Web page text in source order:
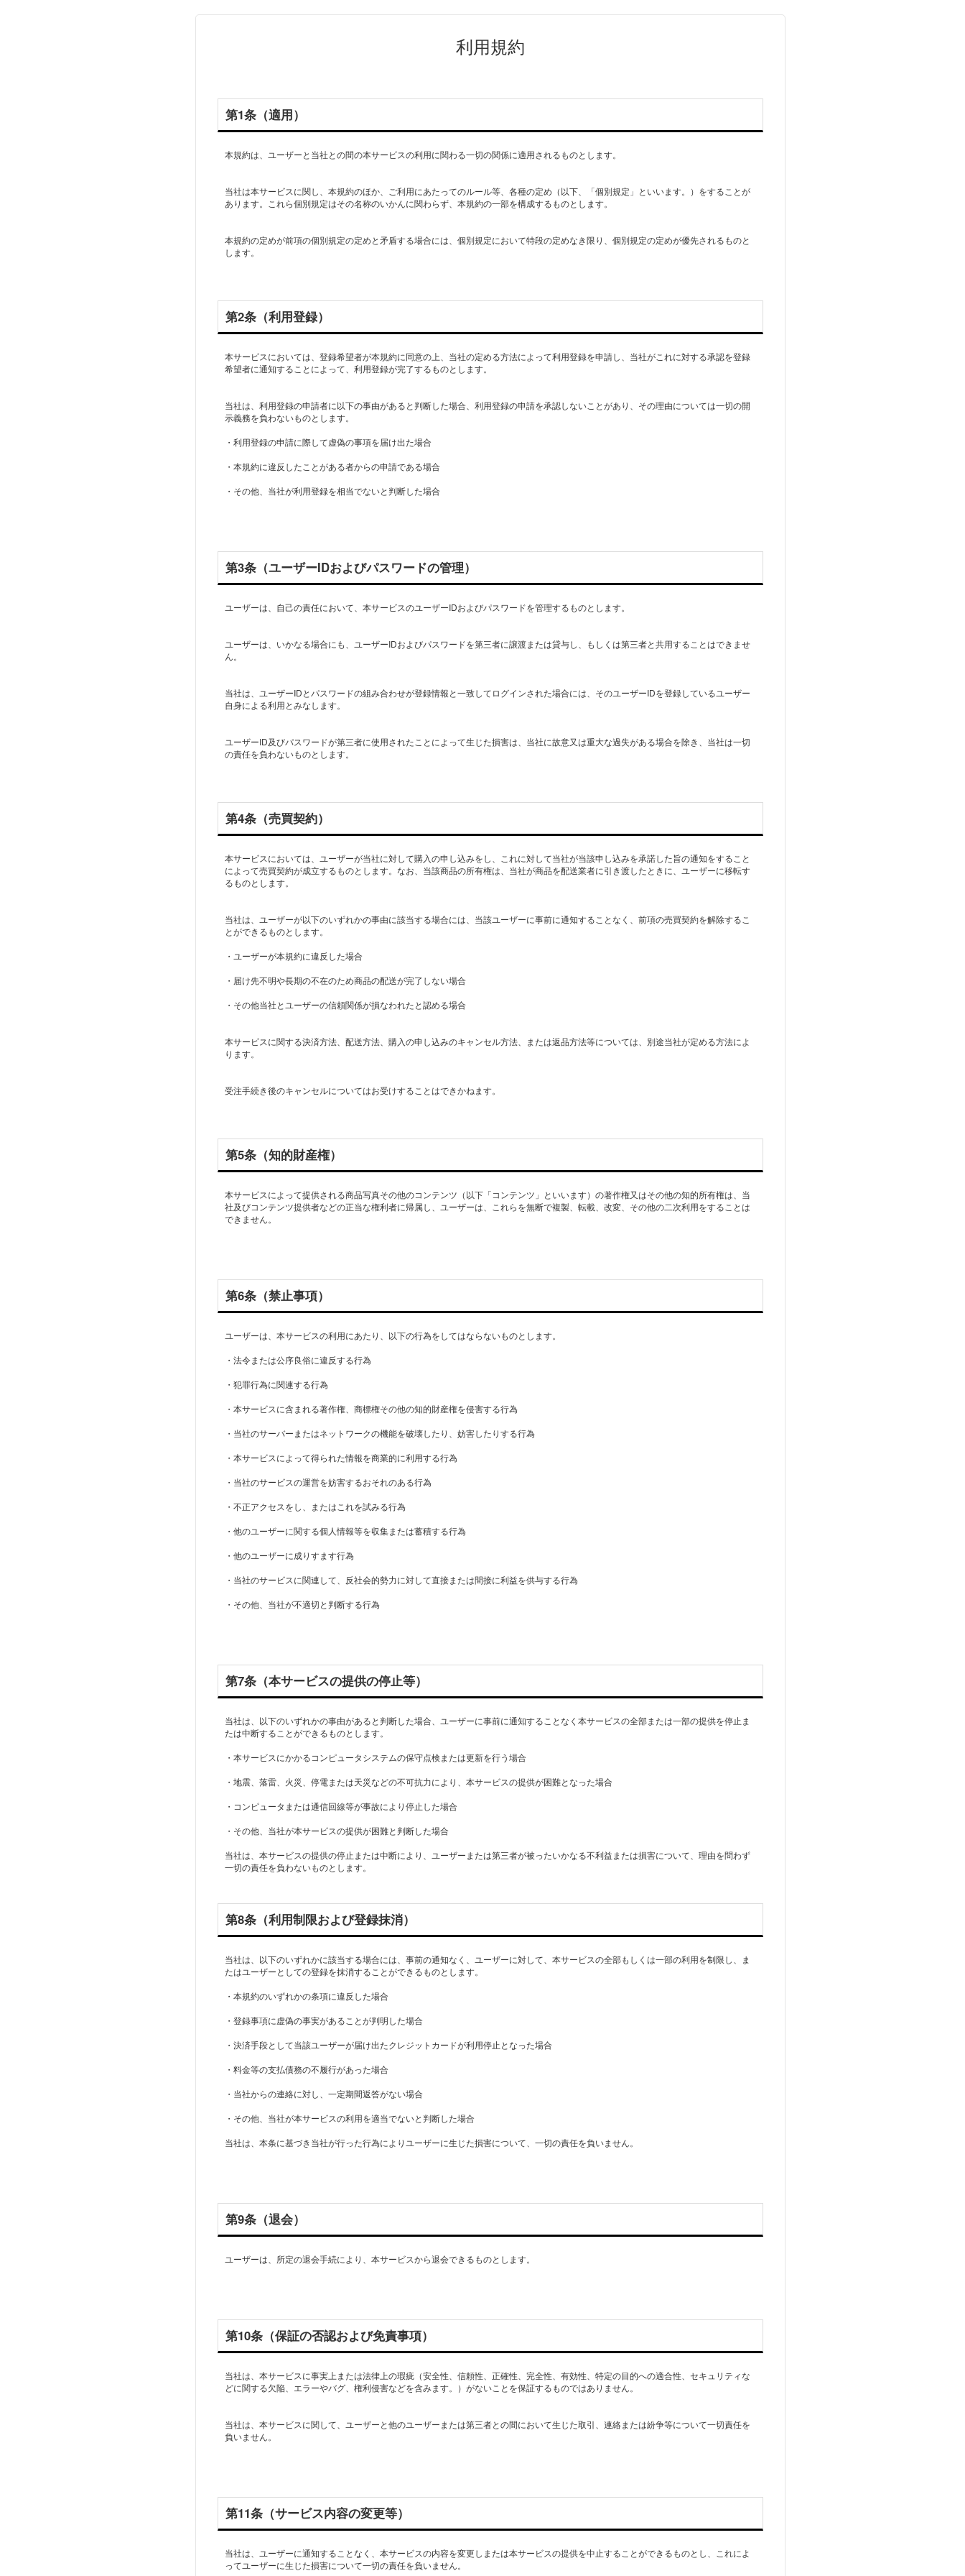
利用規約
第1条（適用）
本規約は、ユーザーと当社との間の本サービスの利用に関わる一切の関係に適用されるものとします。
当社は本サービスに関し、本規約のほか、ご利用にあたってのルール等、各種の定め（以下、「個別規定」といいます。）をすることが
あります。これら個別規定はその名称のいかんに関わらず、本規約の一部を構成するものとします。
本規約の定めが前項の個別規定の定めと矛盾する場合には、個別規定において特段の定めなき限り、個別規定の定めが優先されるものと
します。
第2条（利用登録）
本サービスにおいては、登録希望者が本規約に同意の上、当社の定める方法によって利用登録を申請し、当社がこれに対する承認を登録
希望者に通知することによって、利用登録が完了するものとします。
当社は、利用登録の申請者に以下の事由があると判断した場合、利用登録の申請を承認しないことがあり、その理由については一切の開
示義務を負わないものとします。
・利用登録の申請に際して虚偽の事項を届け出た場合
・本規約に違反したことがある者からの申請である場合
・その他、当社が利用登録を相当でないと判断した場合
第3条（ユーザーIDおよびパスワードの管理）
ユーザーは、自己の責任において、本サービスのユーザーIDおよびパスワードを管理するものとします。
ユーザーは、いかなる場合にも、ユーザーIDおよびパスワードを第三者に譲渡または貸与し、もしくは第三者と共用することはできませ
ん。
当社は、ユーザーIDとパスワードの組み合わせが登録情報と一致してログインされた場合には、そのユーザーIDを登録しているユーザー
自身による利用とみなします。
ユーザーID及びパスワードが第三者に使用されたことによって生じた損害は、当社に故意又は重大な過失がある場合を除き、当社は一切
の責任を負わないものとします。
第4条（売買契約）
本サービスにおいては、ユーザーが当社に対して購入の申し込みをし、これに対して当社が当該申し込みを承諾した旨の通知をすること
によって売買契約が成立するものとします。なお、当該商品の所有権は、当社が商品を配送業者に引き渡したときに、ユーザーに移転す
るものとします。
当社は、ユーザーが以下のいずれかの事由に該当する場合には、当該ユーザーに事前に通知することなく、前項の売買契約を解除するこ
とができるものとします。
・ユーザーが本規約に違反した場合
・届け先不明や長期の不在のため商品の配送が完了しない場合
・その他当社とユーザーの信頼関係が損なわれたと認める場合
本サービスに関する決済方法、配送方法、購入の申し込みのキャンセル方法、または返品方法等については、別途当社が定める方法によ
ります。
受注手続き後のキャンセルについてはお受けすることはできかねます。
第5条（知的財産権）
本サービスによって提供される商品写真その他のコンテンツ（以下「コンテンツ」といいます）の著作権又はその他の知的所有権は、当
社及びコンテンツ提供者などの正当な権利者に帰属し、ユーザーは、これらを無断で複製、転載、改変、その他の二次利用をすることは
できません。
第6条（禁止事項）
ユーザーは、本サービスの利用にあたり、以下の行為をしてはならないものとします。
・法令または公序良俗に違反する行為
・犯罪行為に関連する行為
・本サービスに含まれる著作権、商標権その他の知的財産権を侵害する行為
・当社のサーバーまたはネットワークの機能を破壊したり、妨害したりする行為
・本サービスによって得られた情報を商業的に利用する行為
・当社のサービスの運営を妨害するおそれのある行為
・不正アクセスをし、またはこれを試みる行為
・他のユーザーに関する個人情報等を収集または蓄積する行為
・他のユーザーに成りすます行為
・当社のサービスに関連して、反社会的勢力に対して直接または間接に利益を供与する行為
・その他、当社が不適切と判断する行為
第7条（本サービスの提供の停止等）
当社は、以下のいずれかの事由があると判断した場合、ユーザーに事前に通知することなく本サービスの全部または一部の提供を停止ま
たは中断することができるものとします。
・本サービスにかかるコンピュータシステムの保守点検または更新を行う場合
・地震、落雷、火災、停電または天災などの不可抗力により、本サービスの提供が困難となった場合
・コンピュータまたは通信回線等が事故により停止した場合
・その他、当社が本サービスの提供が困難と判断した場合
当社は、本サービスの提供の停止または中断により、ユーザーまたは第三者が被ったいかなる不利益または損害について、理由を問わず
一切の責任を負わないものとします。
第8条（利用制限および登録抹消）
当社は、以下のいずれかに該当する場合には、事前の通知なく、ユーザーに対して、本サービスの全部もしくは一部の利用を制限し、ま
たはユーザーとしての登録を抹消することができるものとします。
・本規約のいずれかの条項に違反した場合
・登録事項に虚偽の事実があることが判明した場合
・決済手段として当該ユーザーが届け出たクレジットカードが利用停止となった場合
・料金等の支払債務の不履行があった場合
・当社からの連絡に対し、一定期間返答がない場合
・その他、当社が本サービスの利用を適当でないと判断した場合
当社は、本条に基づき当社が行った行為によりユーザーに生じた損害について、一切の責任を負いません。
第9条（退会）
ユーザーは、所定の退会手続により、本サービスから退会できるものとします。
第10条（保証の否認および免責事項）
当社は、本サービスに事実上または法律上の瑕疵（安全性、信頼性、正確性、完全性、有効性、特定の目的への適合性、セキュリティな
どに関する欠陥、エラーやバグ、権利侵害などを含みます。）がないことを保証するものではありません。
当社は、本サービスに関して、ユーザーと他のユーザーまたは第三者との間において生じた取引、連絡または紛争等について一切責任を
負いません。
第11条（サービス内容の変更等）
当社は、ユーザーに通知することなく、本サービスの内容を変更しまたは本サービスの提供を中止することができるものとし、これによ
ってユーザーに生じた損害について一切の責任を負いません。